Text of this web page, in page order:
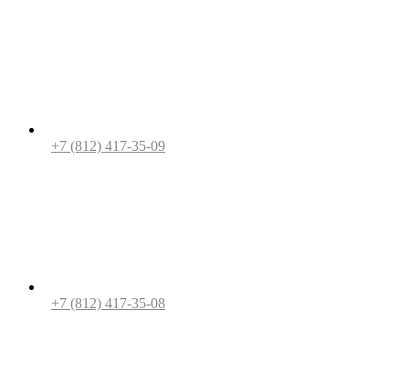
+7 (812) 417-35-09
+7 (812) 417-35-08